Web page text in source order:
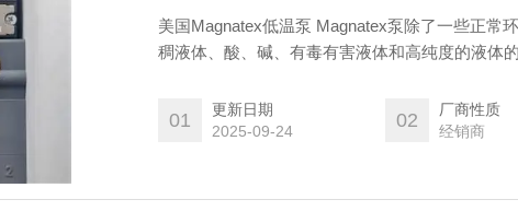
美国Magnatex低温泵 Magnatex泵除了一些正常
稠液体、酸、碱、有毒有害液体和高纯度的液体
01
更新日期
2025-09-24
02
厂商性质
经销商